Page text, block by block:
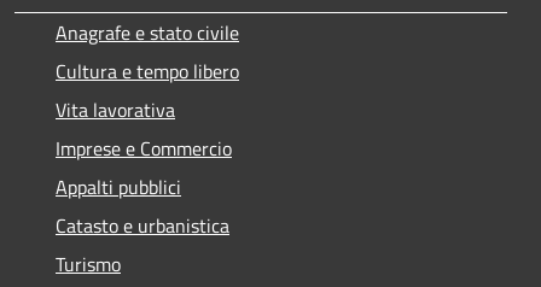
Anagrafe e stato civile
Cultura e tempo libero
Vita lavorativa
Imprese e Commercio
Appalti pubblici
Catasto e urbanistica
Turismo